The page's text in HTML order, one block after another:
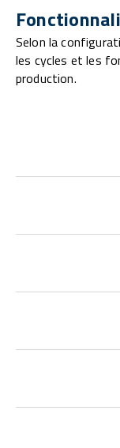
Selon la
les cycles et les
production.